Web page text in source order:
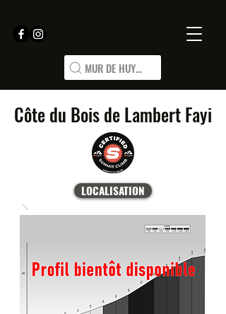
MUR DE HUY...
Côte du Bois de Lambert Fayi
LOCALISATION